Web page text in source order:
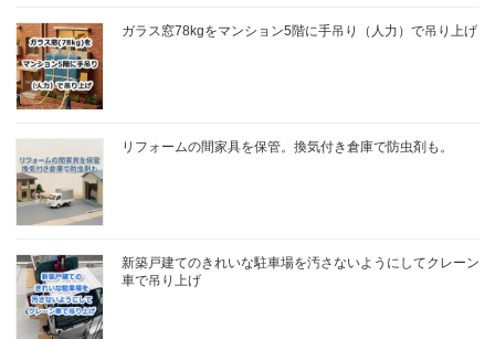
ガラス窓78kgをマンション5階に手吊り（人力）で吊り上げ
リフォームの間家具を保管。換気付き倉庫で防虫剤も。
新築戸建てのきれいな駐車場を汚さないようにしてクレーン
車で吊り上げ